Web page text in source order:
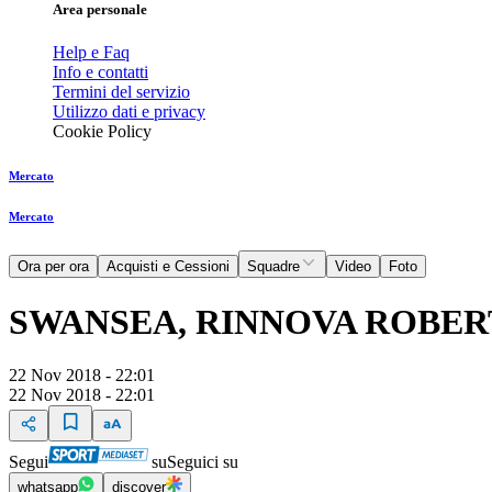
Area personale
Help e Faq
Info e contatti
Termini del servizio
Utilizzo dati e privacy
Cookie Policy
Mercato
Mercato
Ora per ora Acquisti e Cessioni Squadre Video Foto
SWANSEA, RINNOVA
22 Nov 2018 - 22:01
22 Nov 2018 - 22:01
Segui suSeguici su
whatsapp discover